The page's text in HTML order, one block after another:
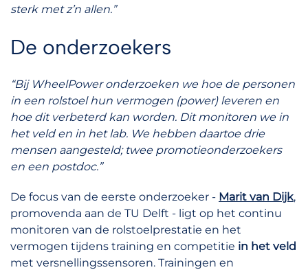
sterk met z’n allen.”
De onderzoekers
“Bij WheelPower onderzoeken we hoe de personen
in een rolstoel hun vermogen (power) leveren en
hoe dit verbeterd kan worden. Dit monitoren we in
het veld en in het lab. We hebben daartoe drie
mensen aangesteld; twee promotieonderzoekers
en een postdoc.”
De focus van de eerste onderzoeker - Marit van Dijk,
promovenda aan de TU Delft - ligt op het continu
monitoren van de rolstoelprestatie en het
vermogen tijdens training en competitie in het veld
met versnellingssensoren. Trainingen en